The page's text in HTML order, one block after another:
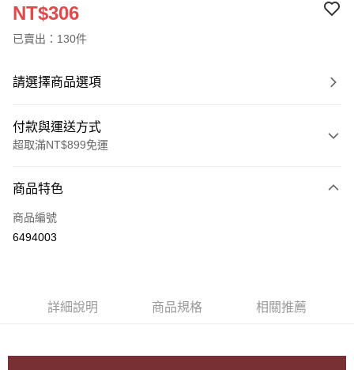
NT$306
已賣出：130件
請選擇商品選項
付款與運送方式
超取滿NT$899免運
信用卡一次付款
超商取貨付款
AFTEE先享後付
商品特色
商品編號
6494003
詳細說明 商品規格 相關推薦